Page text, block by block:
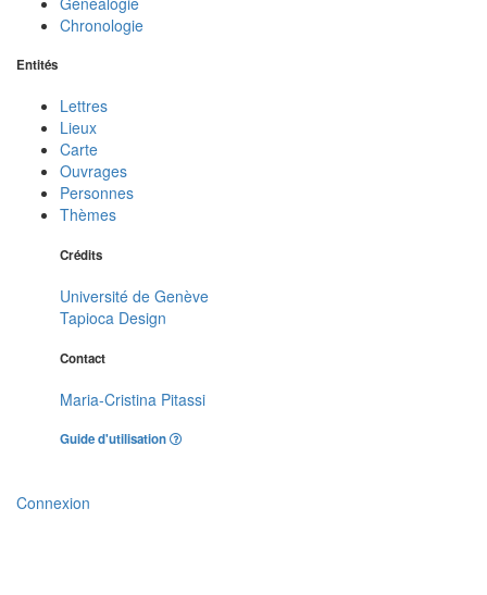
Chronologie
Entités
Lettres
Lieux
Carte
Ouvrages
Personnes
Thèmes
Crédits
Université de Genève
Tapioca Design
Contact
Maria-Cristina Pitassi
Guide d'utilisation
Connexion